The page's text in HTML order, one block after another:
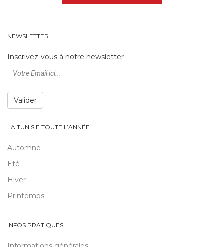
NEWSLETTER
Inscrivez-vous à notre newsletter
Valider
LA TUNISIE TOUTE L’ANNÉE
Automne
Eté
Hiver
Printemps
INFOS PRATIQUES